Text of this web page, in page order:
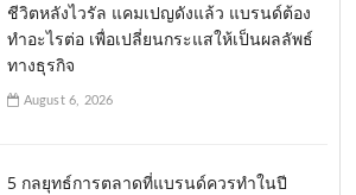
ชีวิตหลังไวรัล แคมเปญดังแล้ว แบรนด์ต้อง
ทำอะไรต่อ เพื่อเปลี่ยนกระแสให้เป็นผลลัพธ์
ทางธุรกิจ
August 6, 2026
5 กลยุทธ์การตลาดที่แบรนด์ควรทำในปี